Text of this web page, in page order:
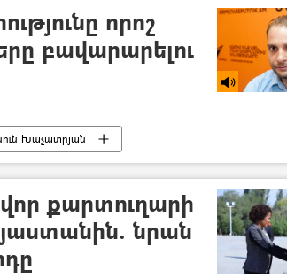
որոշ
բավարարելու
Խաչատրյան
ձայնագրությունը
քարտուղարի
նրան